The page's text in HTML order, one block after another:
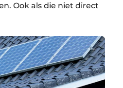
Ook als die niet direct